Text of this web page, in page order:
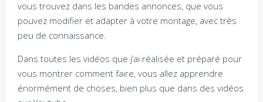
vous trouvez dans les bandes annonces, que vous
pouvez modifier et adapter à votre montage, avec très
peu de connaissance.
Dans toutes les vidéos que j’ai réalisée et préparé pour
vous montrer comment faire, vous allez apprendre
énormément de choses, bien plus que dans des vidéos